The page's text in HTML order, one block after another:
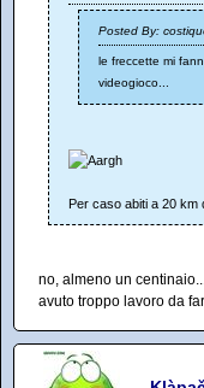
Posted By:
le freccette mi
videogioco...
Per caso abiti a 20 km
no, almeno un
avuto troppo lavoro da